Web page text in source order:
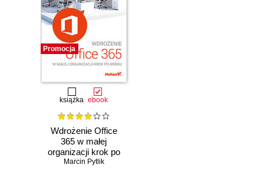
Promocja
książka ebook
Wdrożenie Office
365 w małej
organizacji krok po
kroku
Marcin Pytlik